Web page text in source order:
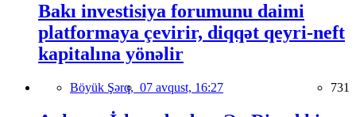
Bakı investisiya forumunu daimi
platformaya çevirir, diqqət qeyri-neft
kapitalına yönəlir
Böyük Şərq, 07 avqust, 16:27 731